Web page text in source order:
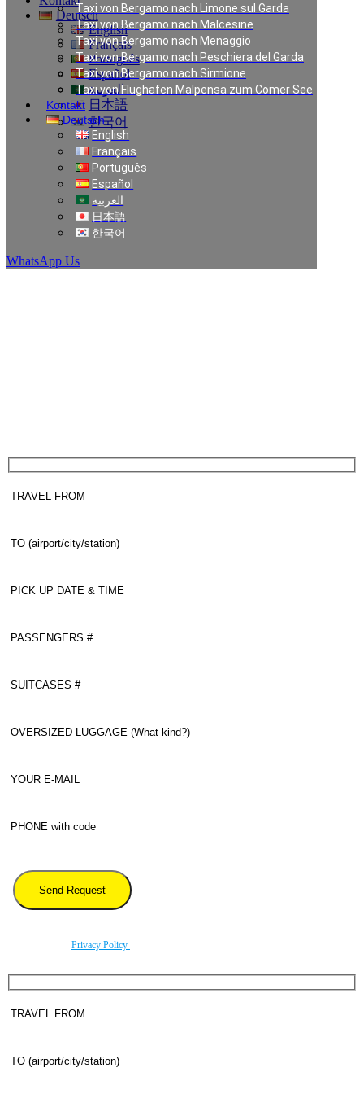
Taxi von Bergamo nach Limone sul Garda
Taxi von Bergamo nach Malcesine
Taxi von Bergamo nach Menaggio
Taxi von Bergamo nach Peschiera del Garda
Taxi von Bergamo nach Sirmione
Taxi von Flughafen Malpensa zum Comer See
Kontakt
Deutsch
English
Français
Português
Español
العربية
日本語
한국어
WhatsApp Us
Deutsch
English
Français
Português
Español
العربية
日本語
한국어
Private Transfer in
Privacy Policy